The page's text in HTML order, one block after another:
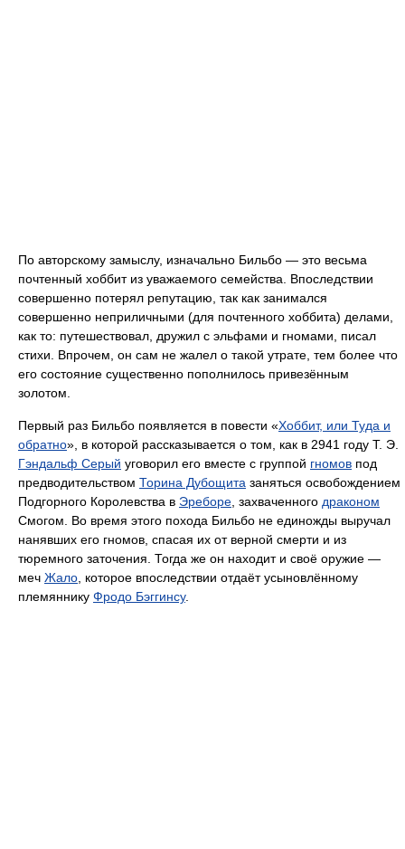
По авторскому замыслу, изначально Бильбо — это весьма
почтенный хоббит из уважаемого семейства. Впоследствии
совершенно потерял репутацию, так как занимался
совершенно неприличными (для почтенного хоббита) делами,
как то: путешествовал, дружил с эльфами и гномами, писал
стихи. Впрочем, он сам не жалел о такой утрате, тем более что
его состояние существенно пополнилось привезённым
золотом.
Первый раз Бильбо появляется в повести «Хоббит, или Туда и
обратно», в которой рассказывается о том, как в 2941 году Т. Э.
Гэндальф Серый уговорил его вместе с группой гномов под
предводительством Торина Дубощита заняться освобождением
Подгорного Королевства в Эреборе , захваченного драконом
Смогом. Во время этого похода Бильбо не единожды выручал
нанявших его гномов, спасая их от верной смерти и из
тюремного заточения. Тогда же он находит и своё оружие —
меч Жало , которое впоследствии отдаёт усыновлённому
племяннику Фродо Бэггинсу.